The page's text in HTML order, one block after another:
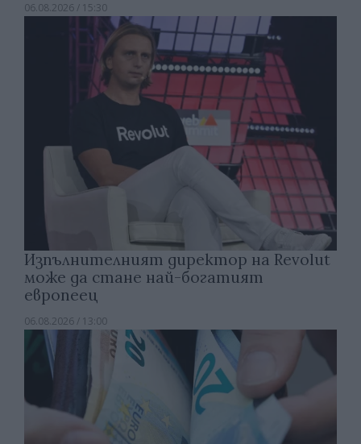
06.08.2026 / 15:30
Изпълнителният директор на Revolut
може да стане най-богатият
европеец
06.08.2026 / 13:00